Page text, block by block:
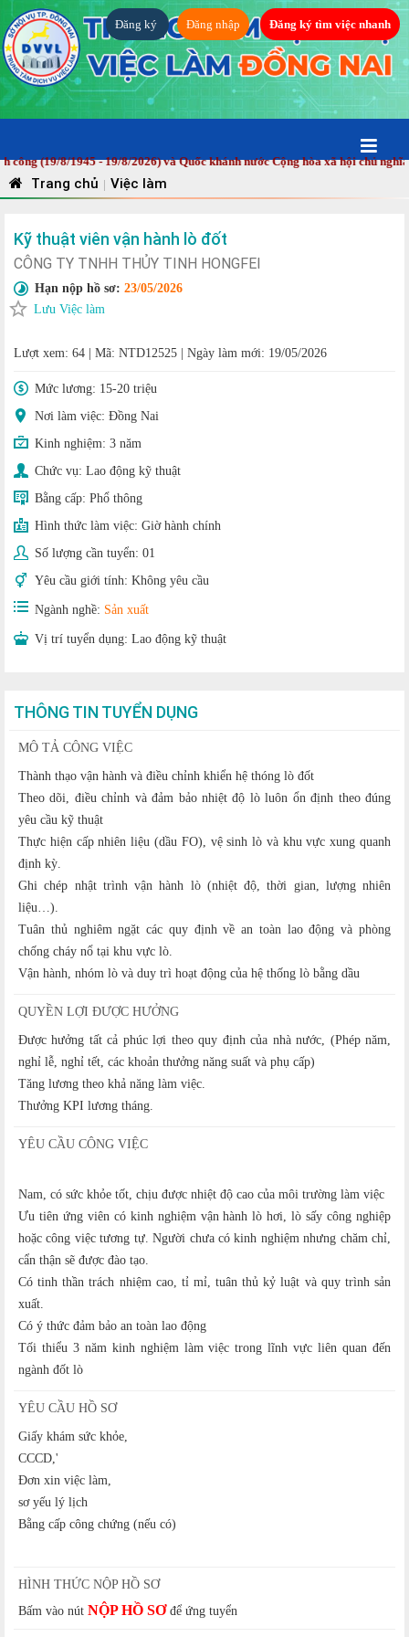
Đăng ký Đăng nhập Đăng ký tìm việc nhanh
(19/8/1945 - 19/8/2026) và Quốc khánh nước Cộng hòa xã hội chủ nghĩa
Trang chủ | Việc làm
Kỹ thuật viên vận hành lò đốt
CÔNG TY TNHH THỦY TINH HONGFEI
Hạn nộp hồ sơ: 23/05/2026
Lưu Việc làm
Lượt xem: 64 Mã: NTD12525 Ngày làm mới: 19/05/2026
Mức lương: 15-20 triệu
Nơi làm việc: Đồng Nai
Kinh nghiệm: 3 năm
Chức vụ: Lao động kỹ thuật
Bằng cấp: Phổ thông
Hình thức làm việc: Giờ hành chính
Số lượng cần tuyển: 01
Yêu cầu giới tính: Không yêu cầu
Ngành nghề: Sản xuất
Vị trí tuyển dụng: Lao động kỹ thuật
THÔNG TIN TUYỂN DỤNG
MÔ TẢ CÔNG VIỆC
Thành thạo vận hành và điều chỉnh khiển hệ thóng lò đốt
Theo dõi, điều chỉnh và đảm bảo nhiệt độ lò luôn ổn định theo đúng
yêu cầu kỹ thuật
Thực hiện cấp nhiên liệu (dầu FO), vệ sinh lò và khu vực xung quanh
định kỳ.
Ghi chép nhật trình vận hành lò (nhiệt độ, thời gian, lượng nhiên
liệu…).
Tuân thủ nghiêm ngặt các quy định về an toàn lao động và phòng
chống cháy nổ tại khu vực lò.
Vận hành, nhóm lò và duy trì hoạt động của hệ thống lò bằng dầu
QUYỀN LỢI ĐƯỢC HƯỞNG
Được hưởng tất cả phúc lợi theo quy định của nhà nước, (Phép năm,
nghỉ lễ, nghỉ tết, các khoản thưởng năng suất và phụ cấp)
Tăng lương theo khả năng làm việc.
Thưởng KPI lương tháng.
YÊU CẦU CÔNG VIỆC
Nam, có sức khỏe tốt, chịu được nhiệt độ cao của môi trường làm việc
Ưu tiên ứng viên có kinh nghiệm vận hành lò hơi, lò sấy công nghiệp
hoặc công việc tương tự. Người chưa có kinh nghiệm nhưng chăm chỉ,
cẩn thận sẽ được đào tạo.
Có tinh thần trách nhiệm cao, tỉ mỉ, tuân thủ kỷ luật và quy trình sản
xuất.
Có ý thức đảm bảo an toàn lao động
Tối thiểu 3 năm kinh nghiệm làm việc trong lĩnh vực liên quan đến
ngành đốt lò
YÊU CẦU HỒ SƠ
Giấy khám sức khỏe,
CCCD,'
Đơn xin việc làm,
sơ yếu lý lịch
Bằng cấp công chứng (nếu có)
HÌNH THỨC NỘP HỒ SƠ
Bấm vào nút NỘP HỒ SƠđể ứng tuyển